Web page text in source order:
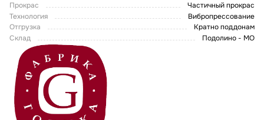
Прокрас
Частичный прокрас
Технология
Вибропрессование
Отгрузка
Кратно поддонам
Склад
Подолино - МО